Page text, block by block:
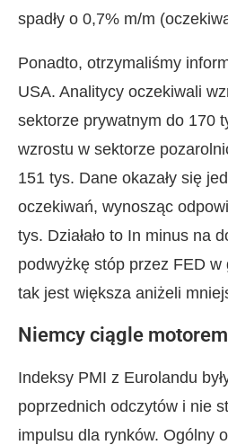
spadły o 0,7% m/m
Ponadto, otrzymaliśmy
USA. Analitycy oczekiwali
sektorze prywatnym do 170
wzrostu w sektorze
151 tys. Dane okazały się
oczekiwań, wynosząc
tys. Działało to In minus na
podwyżkę stóp przez FED w
tak jest większa aniżeli
Niemcy ciągle
Indeksy PMI z Eurolandu
poprzednich odczytów i nie
impulsu dla rynków. Ogólny